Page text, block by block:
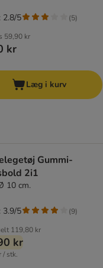
59,90 kr
kr
2.8/5 (5)
Læg i kurv
Gummi-
2i1
10 cm.
119,80 kr
kr
/ stk.
3.9/5 (9)